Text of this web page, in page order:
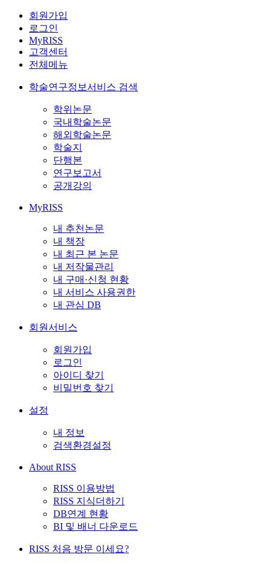
회원가입
로그인
MyRISS
고객센터
전체메뉴
학술연구정보서비스 검색
학위논문
국내학술논문
해외학술논문
학술지
단행본
연구보고서
공개강의
MyRISS
내 추천논문
내 책장
내 최근 본 논문
내 저작물관리
내 구매·신청 현황
내 서비스 사용권한
내 관심 DB
회원서비스
회원가입
로그인
아이디 찾기
비밀번호 찾기
설정
내 정보
검색환경설정
About RISS
RISS 이용방법
RISS 지식더하기
DB연계 현황
BI 및 배너 다운로드
RISS 처음 방문 이세요?